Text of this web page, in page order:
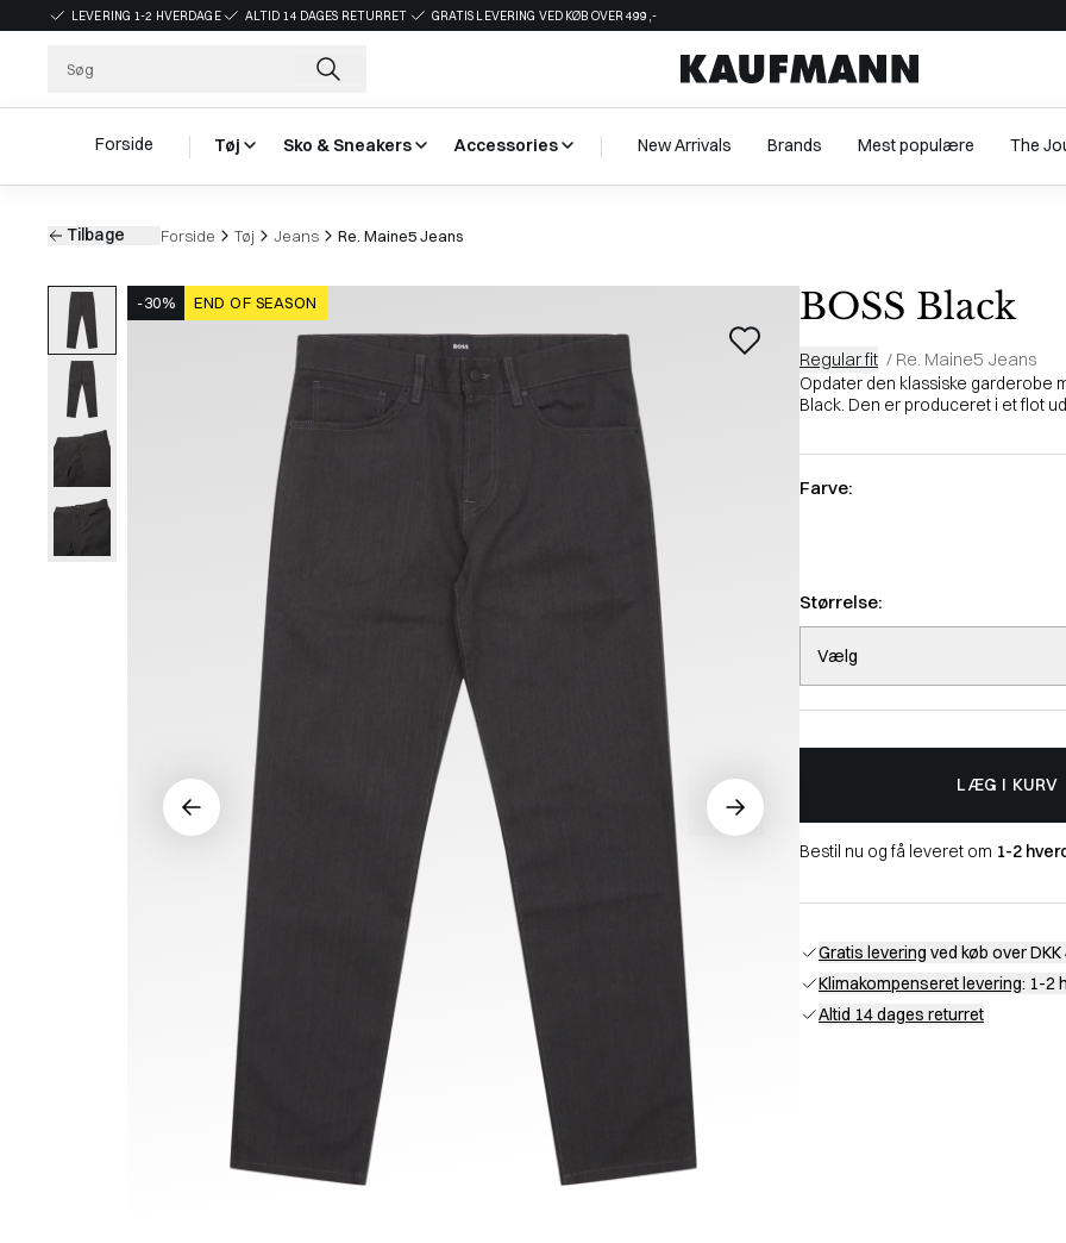
LEVERING 1-2 HVERDAGE ALTID 14 DAGES RETURRET GRATIS LEVERING VED KØB OVER 499,-
Forside Tøj Sko & Sneakers Accessories New Arrivals Brands Mest populære The
Tilbage Forside Tøj Jeans Re. Maine5 Jeans
-30% END OF SEASON BOSS Black
Regular fit / Re. Maine5 Jeans
Opdater den klassiske garderobe
Black. Den er produceret i et flot
Farve:
Størrelse:
Vælg
LÆG I KURV
Bestil nu og få leveret om 1-2
Gratis levering ved køb over DKK
Klimakompenseret levering: 1-2
Altid 14 dages returret